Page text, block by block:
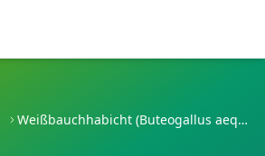
Weißbauchhabicht (Buteogallus aequinoctialis)